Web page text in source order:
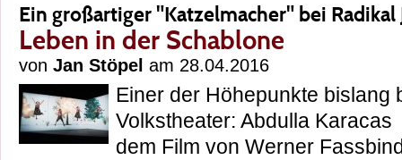
Ein großartiger "Katzelmacher" bei Radikal
Leben in der Schablone
von Jan Stöpel am 28.04.2016
Einer der Höhepunkte bislang
Volkstheater: Abdulla
dem Film von Werner